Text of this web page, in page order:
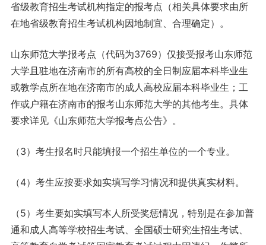
省级教育招生考试机构指定的报考点（相关具体要求由所
在地省级教育招生考试机构因地制宜、合理确定）。
山东师范大学报考点（代码为3769）仅接受报考山东师范
大学且驻地在济南市的所有高校的全日制应届本科毕业生
或教学点所在地在济南市的成人高校应届本科毕业生；工
作或户籍在济南市的报考山东师范大学的其他考生。具体
要求详见《山东师范大学报考点公告》。
（3）考生报名时只能填报一个招生单位的一个专业。
（4）考生应按要求如实填写学习情况和提供真实材料。
（5）考生要如实填写本人所受奖惩情况，特别是在参加普
通和成人高等学校招生考试、全国硕士研究生招生考试、